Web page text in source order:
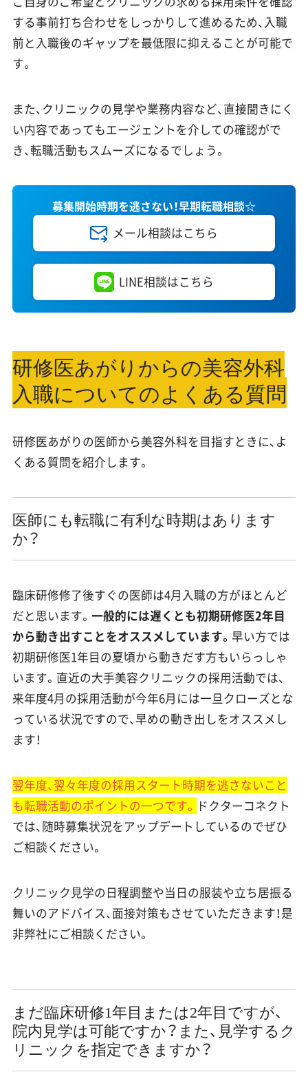
する事前打ち合わせをしっかりして進めるため、入職
前と入職後のギャップを最低限に抑えることが可能で
す。
また、クリニックの見学や業務内容など、直接聞きにく
い内容であってもエージェントを介しての確認がで
き、転職活動もスムーズになるでしょう。
募集開始時期を逃さない！早期転職相談☆
メール相談はこちら
LINE相談はこちら
研修医あがりからの美容外科
入職についてのよくある質問
研修医あがりの医師から美容外科を目指すときに、よ
くある質問を紹介します。
医師にも転職に有利な時期はあります
か？
臨床研修修了後すぐの医師は4月入職の方がほとんど
だと思います。 一般的には遅くとも初期研修医2年目
から動き出すことをオススメしています。 早い方では
初期研修医1年目の夏頃から動きだす方もいらっしゃ
います。直近の大手美容クリニックの採用活動では、
来年度4月の採用活動が今年6月には一旦クローズとな
っている状況ですので、早めの動き出しをオススメし
ます！
翌年度、翌々年度の採用スタート時期を逃さないこと
も転職活動のポイントの一つです。 ドクターコネクト
では、随時募集状況をアップデートしているのでぜひ
ご相談ください。
クリニック見学の日程調整や当日の服装や立ち居振る
舞いのアドバイス、面接対策もさせていただきます！是
非弊社にご相談ください。
まだ臨床研修1年目または2年目ですが、
院内見学は可能ですか？また、見学するク
リニックを指定できますか？